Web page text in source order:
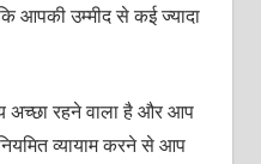
आपकी उम्‍मीद से कई ज्‍यादा
अच्‍छा रहने वाला है और आप
व्‍यायाम करने से आप